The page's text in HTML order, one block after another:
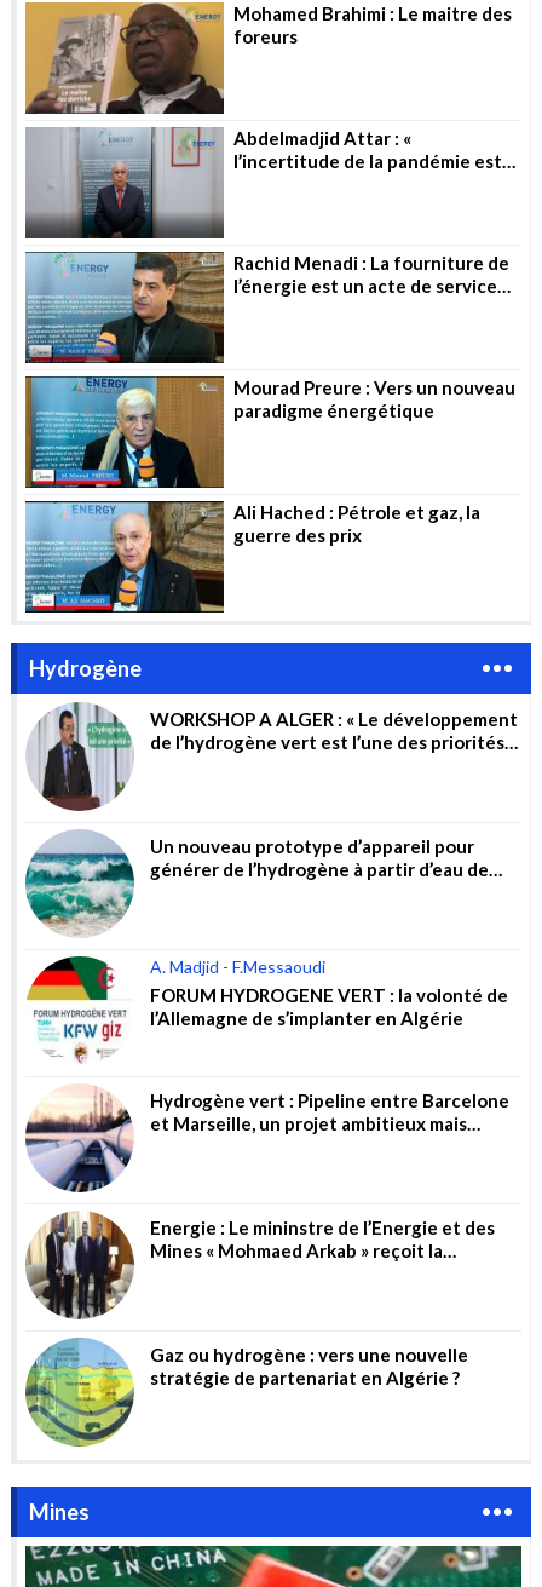
Mohamed Brahimi : Le maitre des
foreurs
Abdelmadjid Attar : «
l’incertitude de la pandémie est
Rachid Menadi : La fourniture de
l’énergie est un acte de service
Mourad Preure : Vers un nouveau
paradigme énergétique
Ali Hached : Pétrole et gaz, la
guerre des prix
Hydrogène
WORKSHOP A ALGER : « Le développement
de l’hydrogène vert est l’une des priorités
Un nouveau prototype d’appareil pour
générer de l’hydrogène à partir d’eau de
A. Madjid - F.Messaoudi
FORUM HYDROGENE VERT : la volonté de
l’Allemagne de s’implanter en Algérie
Hydrogène vert : Pipeline entre Barcelone
et Marseille, un projet ambitieux mais
Energie : Le mininstre de l’Energie et des
Mines « Mohmaed Arkab » reçoit la
Gaz ou hydrogène : vers une nouvelle
stratégie de partenariat en Algérie ?
Mines